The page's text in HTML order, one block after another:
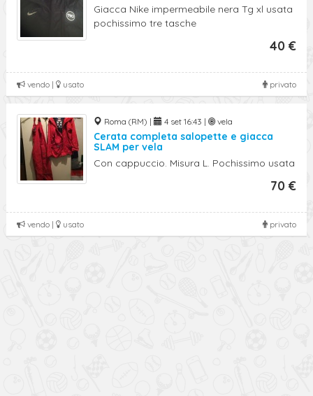
Giacca Nike impermeabile nera Tg xl usata
pochissimo tre tasche
40 €
privato
vendo | usato
Roma (RM) | 4 set 16:43 | vela
Cerata completa salopette e giacca
SLAM per vela
Con cappuccio. Misura L. Pochissimo usata
70 €
privato
vendo | usato